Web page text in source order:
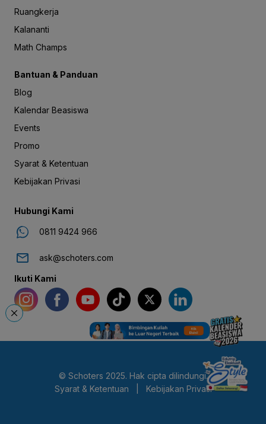
Ruangkerja
Kalananti
Math Champs
Bantuan & Panduan
Blog
Kalendar Beasiswa
Events
Promo
Syarat & Ketentuan
Kebijakan Privasi
Hubungi Kami
0811 9424 966
ask@schoters.com
Ikuti Kami
© Schoters 2025. Hak cipta dilindungi.
Syarat & Ketentuan
Kebijakan Privasi